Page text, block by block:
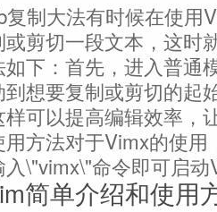
复制大法有时候在使用
或剪切一段文本，这时
如下：首先，进入普通
到想要复制或剪切的起
样可以提高编辑效率，
用方法对于Vimx的使
入\"vimx\"命令即可启动
简单介绍和使用